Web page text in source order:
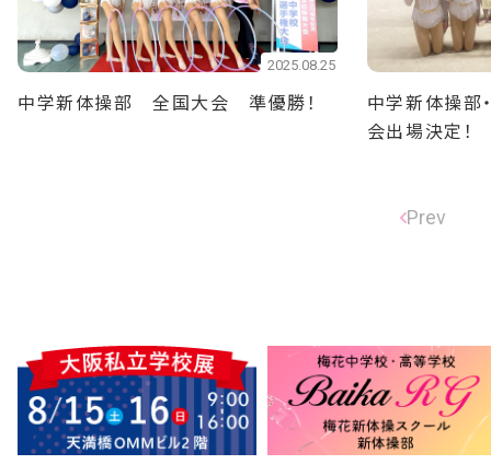
2025.08.25
中学新体操部 全国大会 準優勝！
中学新体操
会出場決定！
Prev